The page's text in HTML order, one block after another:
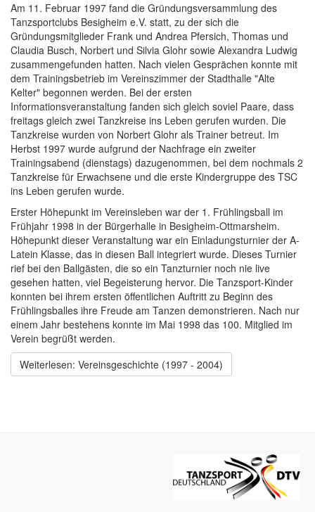
Am 11. Februar 1997 fand die Gründungsversammlung des
Tanzsportclubs Besigheim e.V. statt, zu der sich die
Gründungsmitglieder Frank und Andrea Pfersich, Thomas und
Claudia Busch, Norbert und Silvia Glohr sowie Alexandra Ludwig
zusammengefunden hatten. Nach vielen Gesprächen konnte mit
dem Trainingsbetrieb im Vereinszimmer der Stadthalle "Alte
Kelter" begonnen werden. Bei der ersten
Informationsveranstaltung fanden sich gleich soviel Paare, dass
freitags gleich zwei Tanzkreise ins Leben gerufen wurden. Die
Tanzkreise wurden von Norbert Glohr als Trainer betreut. Im
Herbst 1997 wurde aufgrund der Nachfrage ein zweiter
Trainingsabend (dienstags) dazugenommen, bei dem nochmals 2
Tanzkreise für Erwachsene und die erste Kindergruppe des TSC
ins Leben gerufen wurde.
Erster Höhepunkt im Vereinsleben war der 1. Frühlingsball im
Frühjahr 1998 in der Bürgerhalle in Besigheim-Ottmarsheim.
Höhepunkt dieser Veranstaltung war ein Einladungsturnier der A-
Latein Klasse, das in diesen Ball integriert wurde. Dieses Turnier
rief bei den Ballgästen, die so ein Tanzturnier noch nie live
gesehen hatten, viel Begeisterung hervor. Die Tanzsport-Kinder
konnten bei ihrem ersten öffentlichen Auftritt zu Beginn des
Frühlingsballes ihre Freude am Tanzen demonstrieren. Nach nur
einem Jahr bestehens konnte im Mai 1998 das 100. Mitglied im
Verein begrüßt werden.
Weiterlesen: Vereinsgeschichte (1997 - 2004)